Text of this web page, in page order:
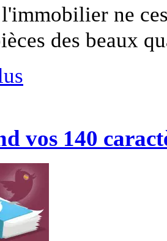
ne
des beaux
vos 140